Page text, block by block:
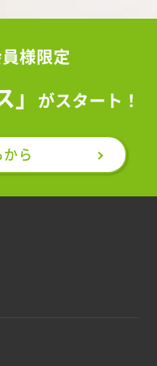
様限定
がスタート！
ら